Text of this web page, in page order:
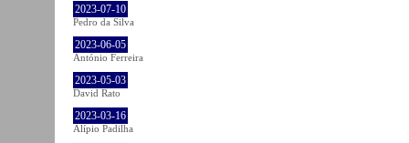
2023-07-10
Pedro da Silva
2023-06-05
António Ferreira
2023-05-03
David Rato
2023-03-16
Alípio Padilha